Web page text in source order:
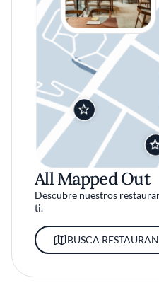
All Mapped Out
Descubre nuestros
ti.
BUSCA